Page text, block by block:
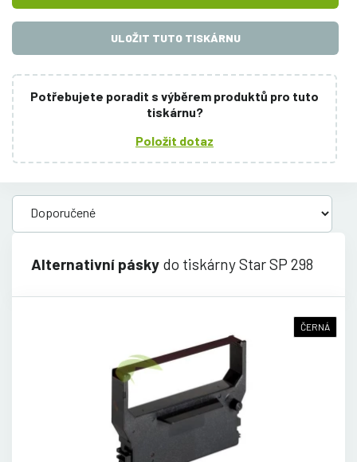
ULOŽIT TUTO TISKÁRNU
Potřebujete poradit s výběrem produktů pro tuto
tiskárnu?
Položit dotaz
Alternativní pásky do tiskárny Star SP 298
ČERNÁ